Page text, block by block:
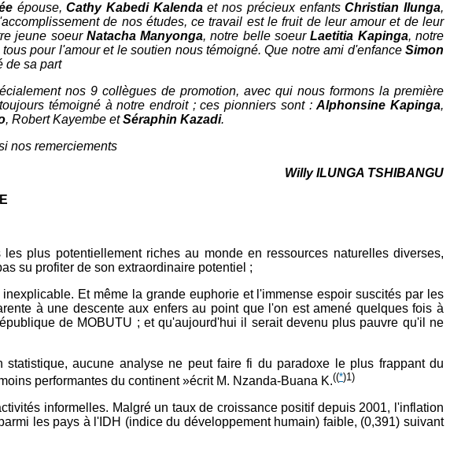
épouse,Cathy Kabedi Kalendaet nos précieux enfantsChristian Ilunga,
de nos études, ce travail est le fruit de leur amour et de leur
jeune soeur Natacha Manyonga, notre belle soeurLaetitia Kapinga, notre
pour l'amour et le soutien nous témoigné. Que notre ami d'enfanceSimon
de sa part
nos 9 collègues de promotion, avec qui nous formons la première
témoigné à notre endroit ; ces pionniers sont :Alphonsine Kapinga,
, Robert Kayembe etSéraphin Kazadi.
nos remerciements
Willy ILUNGA TSHIBANGU
plus potentiellement riches au monde en ressources naturelles diverses,
su profiter de son extraordinaire potentiel ;
Et même la grande euphorie et l'immense espoir suscités par les
à une descente aux enfers au point que l'on est amené quelques fois à
de MOBUTU ; et qu'aujourd'hui il serait devenu plus pauvre qu'il ne
aucune analyse ne peut faire fi du paradoxe le plus frappant du
performantes du continent »écrit M. Nzanda-Buana K.((*)1)
informelles. Malgré un taux de croissance positif depuis 2001, l'inflation
les pays à l'IDH (indice du développement humain) faible, (0,391) suivant